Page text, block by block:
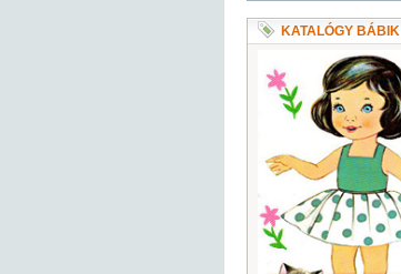
KATALÓGY BÁBIK